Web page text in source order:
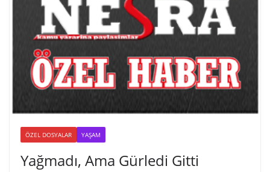
ÖZEL DOSYALAR YAŞAM
Yağmadı, Ama Gürledi Gitti